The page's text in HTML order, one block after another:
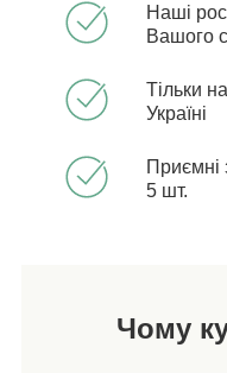
Наші
Вашого
Тільки
Україні
Приємні
5 шт.
Чому